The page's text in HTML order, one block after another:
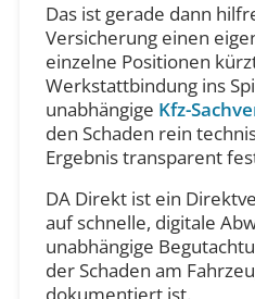
Das ist gerade dann
Versicherung einen
einzelne Positionen
Werkstattbindung ins
unabhängige Kfz-
den Schaden rein
Ergebnis transparent
DA Direkt ist ein
auf schnelle, digitale
unabhängige
der Schaden am